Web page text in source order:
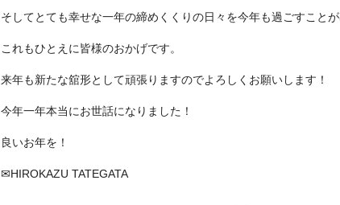
そしてとても幸せな一年の締めくくりの日々を今年も過ごすことが
これもひとえに皆様のおかげです。
来年も新たな舘形として頑張りますのでよろしくお願いします！
今年一年本当にお世話になりました！
良いお年を！
✉HIROKAZU TATEGATA